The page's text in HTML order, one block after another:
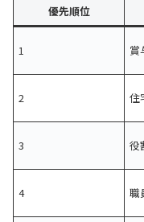
優先順位
1 賞
2 住
3 役
4 職